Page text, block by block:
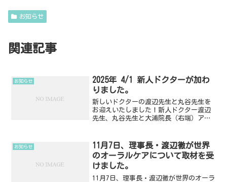
お知らせ
関連記事
お知らせ
2025年 4/1 新人ドクターが加わ
りました。
新しいドクターの渡辺先生と丸谷先生を
お迎えいたしました！新人ドクター渡辺
先生、丸谷先生と大浦院長（右端）アル
お知らせ
11月7日、理事長・渡辺徹が世界
のオーラルケアについて取材を受
けました。
11月7日、理事長・渡辺徹が世界のオーラ